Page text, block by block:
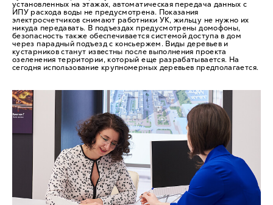
установленных на этажах, автоматическая передача данных с
ИПУ расхода воды не предусмотрена. Показания
электросчетчиков снимают работники УК, жильцу не нужно их
никуда передавать. В подъездах предусмотрены домофоны,
безопасность также обеспечивается системой доступа в дом
через парадный подъезд с консьержем. Виды деревьев и
кустарников станут известны после выполнения проекта
озеленения территории, который еще разрабатывается. На
сегодня использование крупномерных деревьев предполагается.